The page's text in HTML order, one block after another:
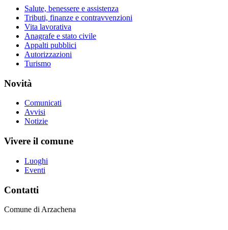
Salute, benessere e assistenza
Tributi, finanze e contravvenzioni
Vita lavorativa
Anagrafe e stato civile
Appalti pubblici
Autorizzazioni
Turismo
Novità
Comunicati
Avvisi
Notizie
Vivere il comune
Luoghi
Eventi
Contatti
Comune di Arzachena